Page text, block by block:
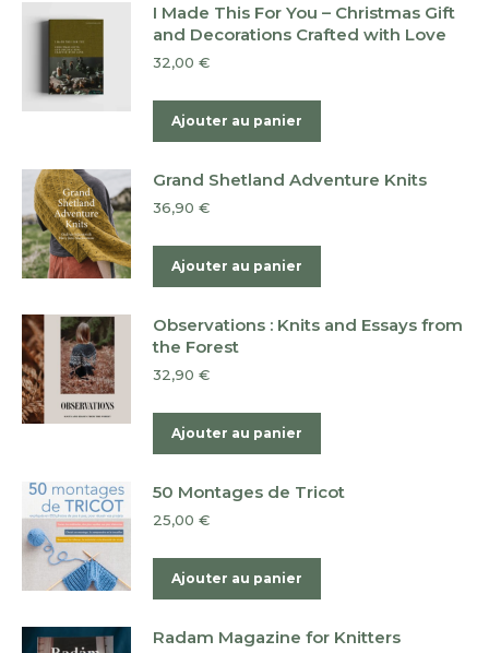
I Made This For You – Christmas Gift
and Decorations Crafted with Love
32,00 €
Ajouter au panier
Grand Shetland Adventure Knits
36,90 €
Ajouter au panier
Observations : Knits and Essays from
the Forest
32,90 €
Ajouter au panier
50 Montages de Tricot
25,00 €
Ajouter au panier
Radam Magazine for Knitters